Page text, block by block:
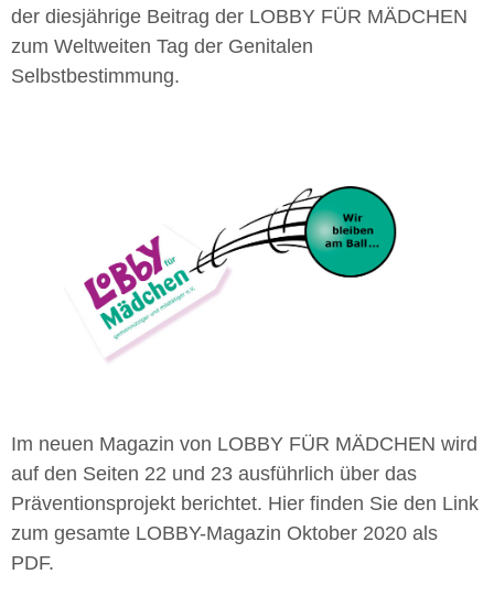
der diesjährige Beitrag der LOBBY FÜR MÄDCHEN
zum Weltweiten Tag der Genitalen
Selbstbestimmung.
Im neuen Magazin von LOBBY FÜR MÄDCHEN wird
auf den Seiten 22 und 23 ausführlich über das
Präventionsprojekt berichtet. Hier finden Sie den Link
zum gesamte LOBBY-Magazin Oktober 2020 als
PDF.